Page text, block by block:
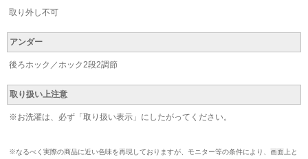
取り外し不可
アンダー
後ろホック／ホック2段2調節
取り扱い上注意
※お洗濯は、必ず「取り扱い表示」にしたがってください。
※なるべく実際の商品に近い色味を再現しておりますが、モニター等の条件により、画面上と